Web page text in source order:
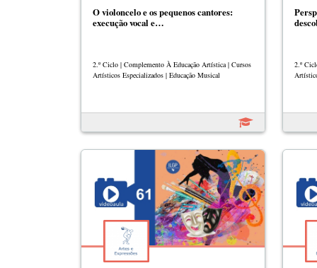
O violoncelo e os pequenos cantores:
execução vocal e…
2.º Ciclo | Complemento À Educação Artística | Cursos
Artísticos Especializados | Educação Musical
2.º